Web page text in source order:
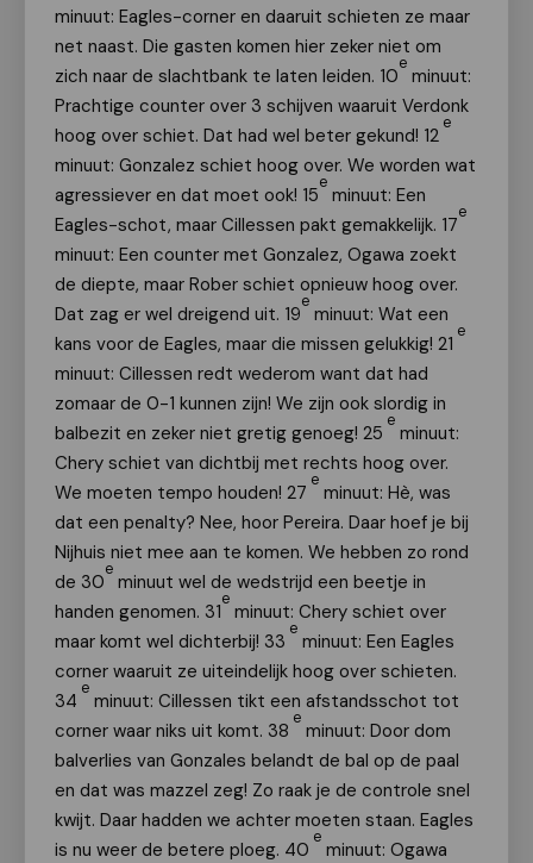
minuut: Eagles-corner en daaruit schieten ze maar
net naast. Die gasten komen hier zeker niet om
zich naar de slachtbank te laten leiden. 10
e
minuut:
Prachtige counter over 3 schijven waaruit Verdonk
hoog over schiet. Dat had wel beter gekund! 12
e
minuut: Gonzalez schiet hoog over. We worden wat
agressiever en dat moet ook! 15
e
minuut: Een
Eagles-schot, maar Cillessen pakt gemakkelijk. 17
e
minuut: Een counter met Gonzalez, Ogawa zoekt
de diepte, maar Rober schiet opnieuw hoog over.
Dat zag er wel dreigend uit. 19
e
minuut: Wat een
kans voor de Eagles, maar die missen gelukkig! 21
e
minuut: Cillessen redt wederom want dat had
zomaar de 0-1 kunnen zijn! We zijn ook slordig in
balbezit en zeker niet gretig genoeg! 25
e
minuut:
Chery schiet van dichtbij met rechts hoog over.
We moeten tempo houden! 27
e
minuut: Hè, was
dat een penalty? Nee, hoor Pereira. Daar hoef je bij
Nijhuis niet mee aan te komen. We hebben zo rond
de 30
e
minuut wel de wedstrijd een beetje in
handen genomen. 31
e
minuut: Chery schiet over
maar komt wel dichterbij! 33
e
minuut: Een Eagles
corner waaruit ze uiteindelijk hoog over schieten.
34
e
minuut: Cillessen tikt een afstandsschot tot
corner waar niks uit komt. 38
e
minuut: Door dom
balverlies van Gonzales belandt de bal op de paal
en dat was mazzel zeg! Zo raak je de controle snel
kwijt. Daar hadden we achter moeten staan. Eagles
is nu weer de betere ploeg. 40
e
minuut: Ogawa